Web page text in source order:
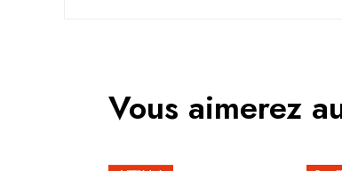
Vous aimerez